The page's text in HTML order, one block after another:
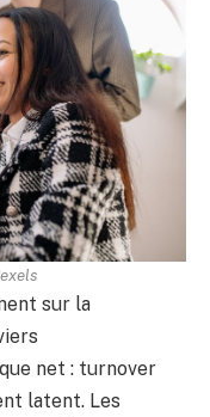
sur la
net : turnover
latent. Les